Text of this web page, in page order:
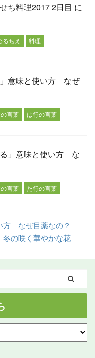
ち料理2017 2日目 に
るちえ 料理
」意味と使い方 なぜ
の言葉 は行の言葉
る」意味と使い方 な
の言葉 た行の言葉
方 なぜ目薬なの？
の咲く華やかな花